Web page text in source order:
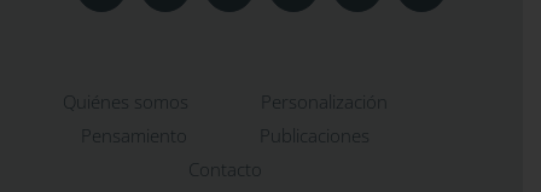
Quiénes somos
Personalización
Pensamiento
Publicaciones
Contacto